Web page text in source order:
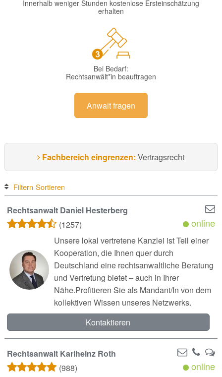
Innerhalb weniger Stunden kostenlose Ersteinschätzung
erhalten
Bei Bedarf:
Rechtsanwält*in beauftragen
Anwalt fragen
Fachbereich eingrenzen: Vertragsrecht
Filtern Sortieren
Rechtsanwalt Daniel Hesterberg
(1257)
online
Unsere lokal vertretene Kanzlei ist Teil einer
Kooperation, die Ihnen quer durch
Deutschland eine rechtsanwaltliche Beratung
und Vertretung bietet – auch in Ihrer
Nähe.Profitieren Sie als Mandant/In von dem
kollektiven Wissen unseres Netzwerks.
Kontaktieren
Rechtsanwalt Karlheinz Roth
(988)
online